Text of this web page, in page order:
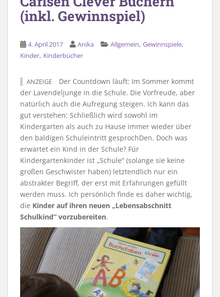
(inkl. Gewinnspiel)
4. April 2017 Anika Allgemein, Gewinnspiele,
Kinder, Kinderbücher
ANZEIGE
Der Countdown läuft: Im Sommer kommt
der Lavendeljunge in die Schule. Die Vorfreude, aber
natürlich auch die Aufregung steigen. Ich kann das
gut verstehen: Schließlich wird sowohl im
Kindergarten als auch zu Hause immer wieder über
den baldigen Schuleintritt gesprochDen. Doch was
erwartet ein Kind in der Schule? Für
Kindergartenkinder ist „Schule“ (solange sie keine
großen Geschwister haben) letztendlich nur ein
abstrakter Begriff, der erst mit Erfahrungen gefüllt
werden muss. Ich persönlich finde es daher wichtig,
die Kinder auf ihren neuen „Lebensabschnitt
Schulkind“ vorzubereiten.